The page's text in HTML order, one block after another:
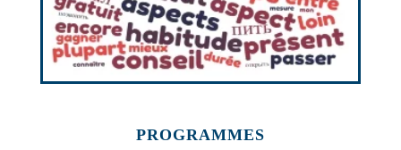
PROGRAMMES